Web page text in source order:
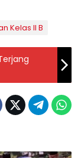
Kelas II B